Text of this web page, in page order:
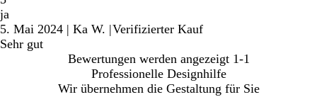
ja
5. Mai 2024 | Ka W. |Verifizierter Kauf
Sehr gut
Bewertungen werden angezeigt 1-1
Professionelle Designhilfe
Wir übernehmen die Gestaltung für Sie